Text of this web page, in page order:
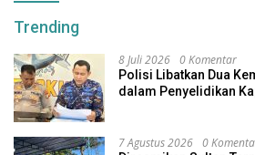
Trending
8 Juli 2026 0 Komentar
Polisi Libatkan Dua
dalam Penyelidikan
7 Agustus 2026 0